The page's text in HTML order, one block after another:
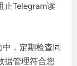
止Telegram读
中，定期检查同
据管理符合您